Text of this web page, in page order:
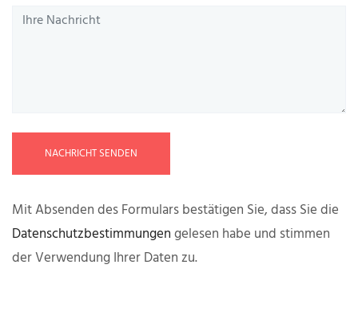
NACHRICHT SENDEN
Mit Absenden des Formulars bestätigen Sie, dass Sie die
Datenschutzbestimmungengelesen habe und stimmen
der Verwendung Ihrer Daten zu.